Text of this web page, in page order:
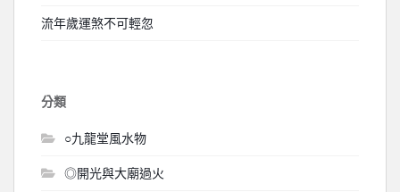
流年歲運煞不可輕忽
分類
○九龍堂風水物
◎開光與大廟過火